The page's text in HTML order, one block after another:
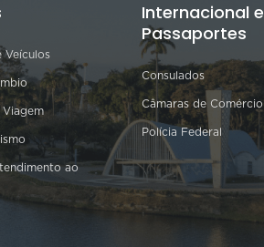
Veículos
Viagem
ao
Internacional e
Passaportes
Consulados
Câmaras de Comércio
Polícia Federal